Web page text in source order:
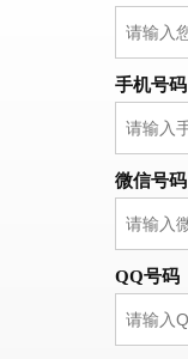
手机号码
微信号码
QQ号码